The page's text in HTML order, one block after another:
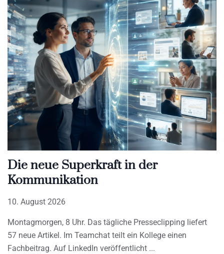
Die neue Superkraft in der
Kommunikation
10. August 2026
Montagmorgen, 8 Uhr. Das tägliche Presseclipping liefert
57 neue Artikel. Im Teamchat teilt ein Kollege einen
Fachbeitrag. Auf LinkedIn veröffentlicht